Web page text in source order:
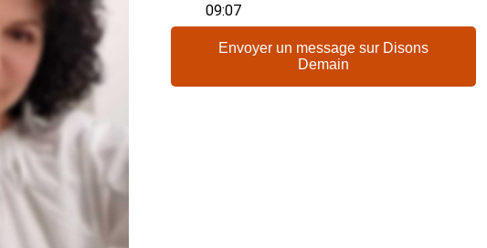
09:07
Envoyer un message sur Disons
Demain